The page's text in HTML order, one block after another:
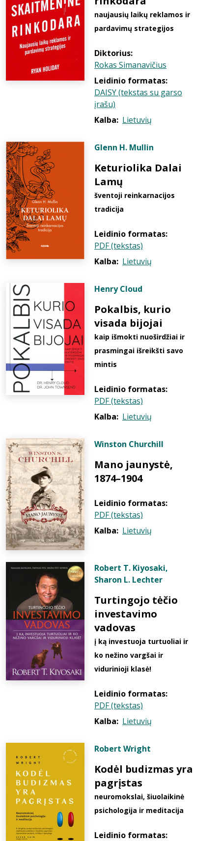
naujausių laikų reklamos ir
pardavimų strategijos
Diktorius:
Rokas Simanavičius
Leidinio formatas:
DAISY (tekstas su garso
įrašu)
Kalba: Lietuvių
Glenn H. Mullin
Keturiolika Dalai
Lamų
šventoji reinkarnacijos
tradicija
Leidinio formatas:
PDF (tekstas)
Kalba: Lietuvių
Henry Cloud
Pokalbis, kurio
visada bijojai
kaip išmokti nuoširdžiai ir
prasmingai išreikšti savo
mintis
Leidinio formatas:
PDF (tekstas)
Kalba: Lietuvių
Winston Churchill
Mano jaunystė,
1874–1904
Leidinio formatas:
PDF (tekstas)
Kalba: Lietuvių
Robert T. Kiyosaki,
Sharon L. Lechter
Turtingojo tėčio
investavimo
vadovas
į ką investuoja turtuoliai ir
ko nežino vargšai ir
vidurinioji klasė!
Leidinio formatas:
PDF (tekstas)
Kalba: Lietuvių
Robert Wright
Kodėl budizmas yra
pagrįstas
neuromokslai, šiuolaikinė
psichologija ir meditacija
Leidinio formatas: